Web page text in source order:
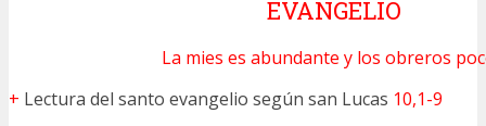
EVANGELIO
La mies es abundante y los obreros
+ Lectura del santo evangelio según san Lucas 10,1-9